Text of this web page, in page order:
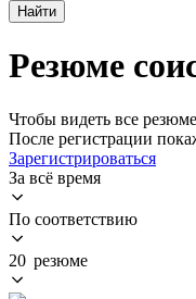
Найти
Резюме
Чтобы видеть все
После регистрации
Зарегистрироваться
За всё время
По соответствию
20 резюме